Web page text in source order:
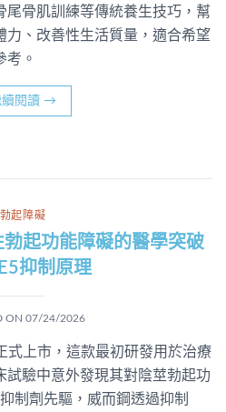
尾骨肌訓練等傳統養生技巧，幫
力、改善性生活質量，適合希望
考。
閱讀 →
勃起障礙
起功能障礙的醫學突破
抑制原理
ON 07/24/2026
式上市，這款最初研發用於治療
試驗中意外發現其對陰莖勃起功
制劑先驅，威而鋼透過抑制